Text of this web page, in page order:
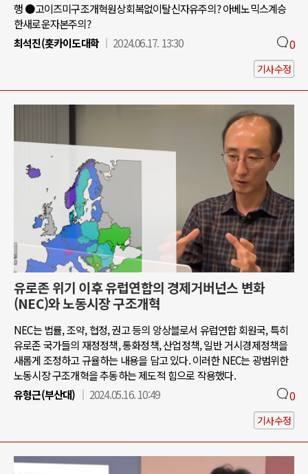
행 ●고이즈미구조개혁원상회복없이탈신자유주의? 아베노믹스계승
한새로운자본주의?
최석진(홋카이도대학
2024.06.17. 13:30 0
기사수정
유로존 위기 이후 유럽연합의 경제거버넌스 변화
(NEC)와 노동시장 구조개혁
NEC는 법률, 조약, 협정, 권고 등의 앙상블로서 유럽연합 회원국, 특히
유로존 국가들의 재정정책, 통화정책, 산업정책, 일반 거시경제정책을
새롭게 조정하고 규율하는 내용을 담고 있다. 이러한 NEC는 광범위한
노동시장 구조개혁을 추동하는 제도적 힘으로 작용했다.
유형근(부산대)
2024.05.16. 10:49 0
기사수정